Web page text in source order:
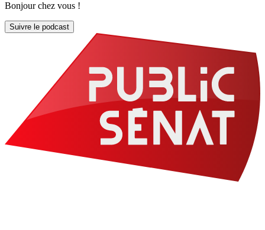
Bonjour chez vous !
Suivre le podcast